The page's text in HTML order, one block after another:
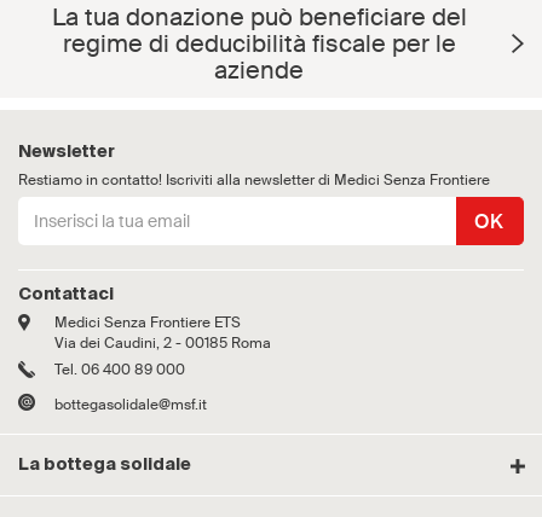
La tua donazione può beneficiare del
regime di deducibilità fiscale per le
aziende
Newsletter
Restiamo in contatto! Iscriviti alla newsletter di Medici Senza Frontiere
OK
Contattaci
Medici Senza Frontiere ETS
Via dei Caudini, 2 - 00185 Roma
Tel. 06 400 89 000
bottegasolidale@msf.it
La bottega solidale